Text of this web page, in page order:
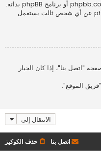
العلني، وغيرها) لها علاقة مباشرة بموقع phpbb.com أو برنامج phpBB بذاته.
إن أرسلت رسالة الكترونية لـ phpBB Group عن أي شخص ثالث يستعمل
"اتصل بنا"، إذا كان الخيار
الموقع".
الانتقال إلى
حذف الكوكيز اتصل بنا